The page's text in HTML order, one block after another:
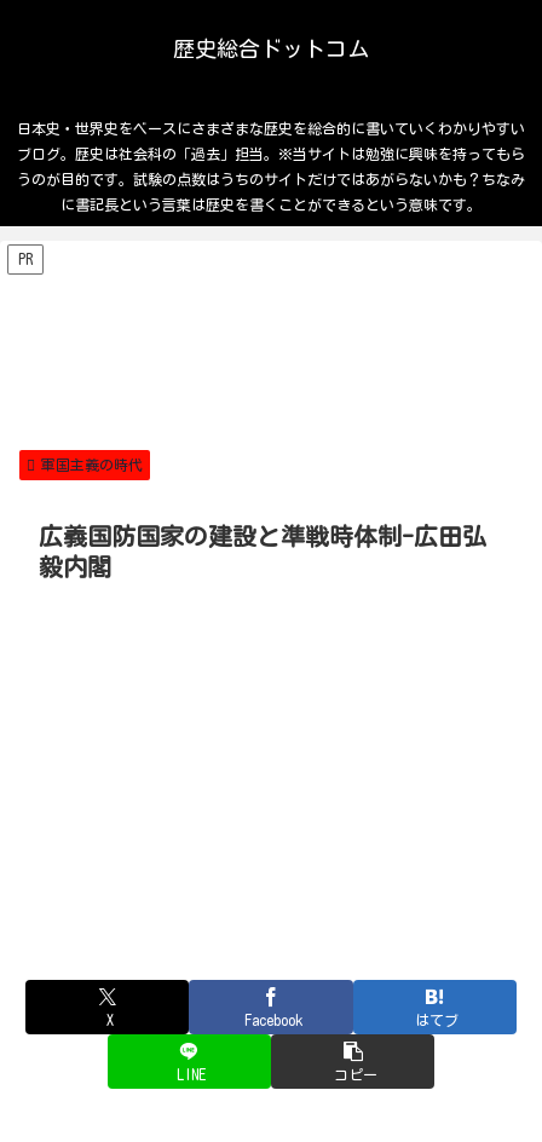
歴史総合ドットコム
日本史・世界史をベースにさまざまな歴史を総合的に書いていくわかりやすい
ブログ。歴史は社会科の「過去」担当。※当サイトは勉強に興味を持ってもら
うのが目的です。試験の点数はうちのサイトだけではあがらないかも？ちなみ
に書記長という言葉は歴史を書くことができるという意味です。
PR
軍国主義の時代
広義国防国家の建設と準戦時体制-広田弘
毅内閣
X Facebook はてブ
LINE コピー